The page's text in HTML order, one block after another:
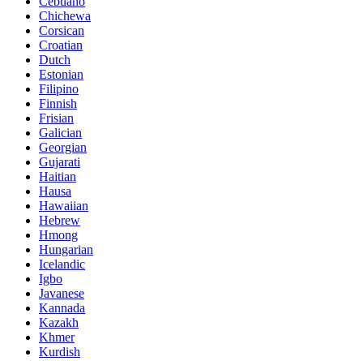
Chichewa
Corsican
Croatian
Dutch
Estonian
Filipino
Finnish
Frisian
Galician
Georgian
Gujarati
Haitian
Hausa
Hawaiian
Hebrew
Hmong
Hungarian
Icelandic
Igbo
Javanese
Kannada
Kazakh
Khmer
Kurdish